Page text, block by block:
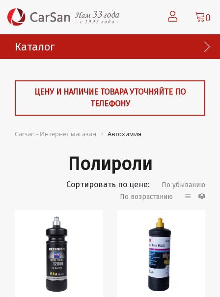
0
Каталог
ЦЕНУ И НАЛИЧИЕ ТОВАРА УТОЧНЯЙТЕ ПО
ТЕЛЕФОНУ
Carsan - Интернет магазин Автохимия
Полироли
Сортировать по цене:
По убыванию
По возрастанию